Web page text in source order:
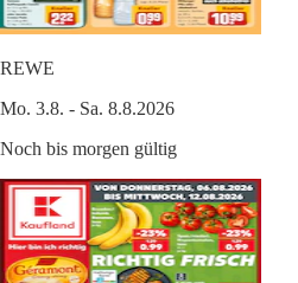
REWE
Mo. 3.8. - Sa. 8.8.2026
Noch bis morgen gültig